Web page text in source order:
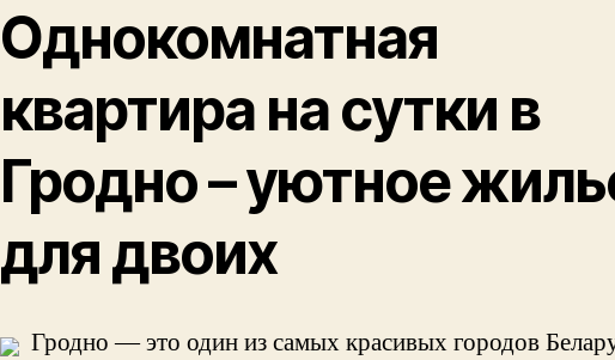
Однокомнатная
квартира на сутки в
Гродно – уютное
для двоих
Гродно — это один из самых красивых городов